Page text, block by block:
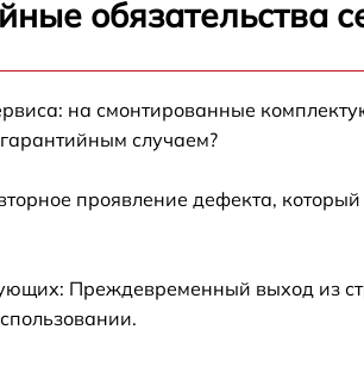
обязательства
на смонтированные
гарантийным случаем?
проявление дефекта,
Преждевременный выход из